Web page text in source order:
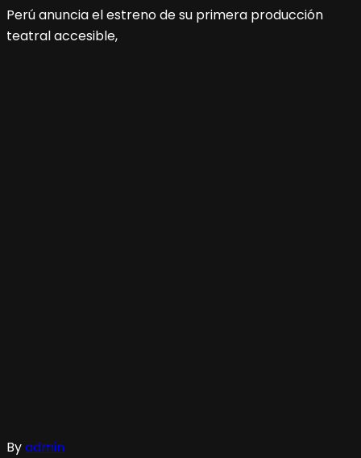
Perú anuncia el estreno de su primera producción
teatral accesible,
Byadmin